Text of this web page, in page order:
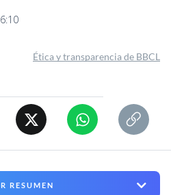
Ética y transparencia de BBCL
RESUMEN